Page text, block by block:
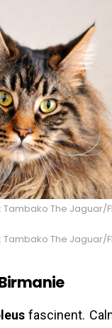
Tambako The Jaguar/
Tambako The Jaguar/
fascinent.